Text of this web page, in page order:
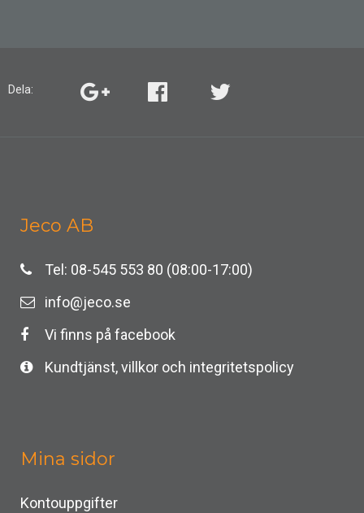
Dela:
Jeco AB
Tel: 08-545 553 80 (08:00-17:00)
info@jeco.se
Vi finns på facebook
Kundtjänst, villkor och integritetspolicy
Mina sidor
Kontouppgifter